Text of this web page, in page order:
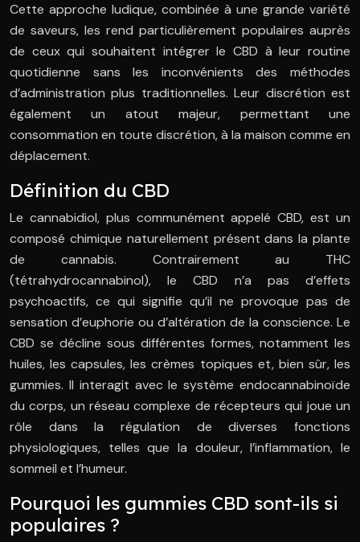
Cette approche ludique, combinée à une grande variété
de saveurs, les rend particulièrement populaires auprès
de ceux qui souhaitent intégrer le CBD à leur routine
quotidienne sans les inconvénients des méthodes
d’administration plus traditionnelles. Leur discrétion est
également un atout majeur, permettant une
consommation en toute discrétion, à la maison comme en
déplacement.
Définition du CBD
Le cannabidiol, plus communément appelé CBD, est un
composé chimique naturellement présent dans la plante
de cannabis. Contrairement au THC
(tétrahydrocannabinol), le CBD n’a pas d’effets
psychoactifs, ce qui signifie qu’il ne provoque pas de
sensation d’euphorie ou d’altération de la conscience. Le
CBD se décline sous différentes formes, notamment les
huiles, les capsules, les crèmes topiques et, bien sûr, les
gummies. Il interagit avec le système endocannabinoïde
du corps, un réseau complexe de récepteurs qui joue un
rôle dans la régulation de diverses fonctions
physiologiques, telles que la douleur, l’inflammation, le
sommeil et l’humeur.
Pourquoi les gummies CBD sont-ils si
populaires ?